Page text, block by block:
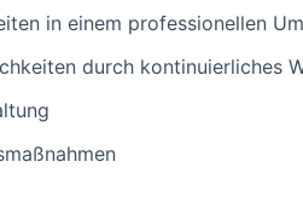
in einem professionellen
durch kontinuierliches